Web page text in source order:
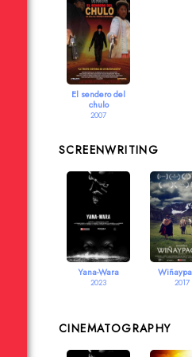
El sendero del
chulo
2007
SCREENWRITING
Yana-Wara
2023 2017
CINEMATOGRAPHY